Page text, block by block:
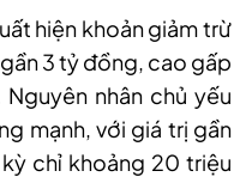
hiện khoản giảm trừ
3 tỷ đồng, cao gấp
nhân chủ yếu
mạnh, với giá trị gần
chỉ khoảng 20 triệu